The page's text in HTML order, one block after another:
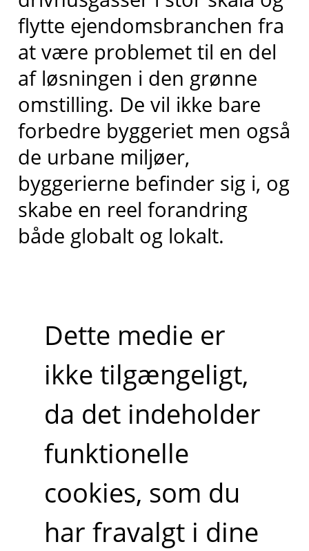
flytte ejendomsbranchen fra
at være problemet til en del
af løsningen i den grønne
omstilling. De vil ikke bare
forbedre byggeriet men også
de urbane miljøer,
byggerierne befinder sig i, og
skabe en reel forandring
både globalt og lokalt.
Dette medie er
ikke tilgængeligt,
da det indeholder
funktionelle
cookies, som du
har fravalgt i dine